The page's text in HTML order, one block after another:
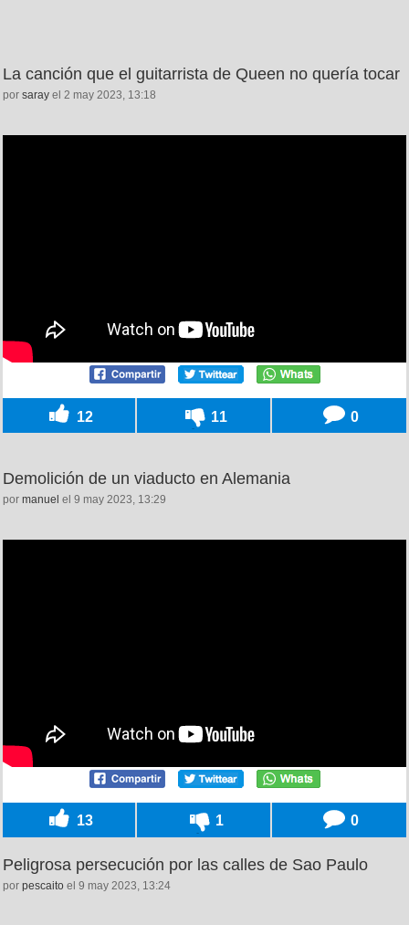
La canción que el guitarrista de Queen no quería tocar
por saray el 2 may 2023, 13:18
12 11 0
Demolición de un viaducto en Alemania
por manuel el 9 may 2023, 13:29
13 1 0
Peligrosa persecución por las calles de Sao Paulo
por pescaito el 9 may 2023, 13:24